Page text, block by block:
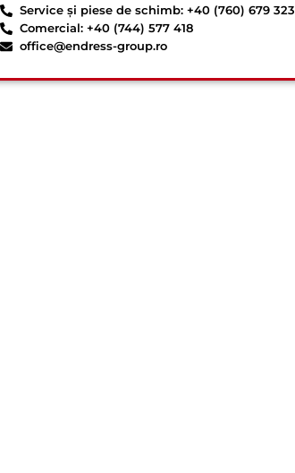
Service și piese de schimb: +40 (760) 679 323
Comercial: +40 (744) 577 418
office@endress-group.ro